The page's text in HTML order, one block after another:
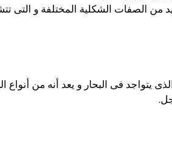
من الصفات الشكلية المختلفة و التى
يتواجد فى البحار و يعد أنه من أنواع